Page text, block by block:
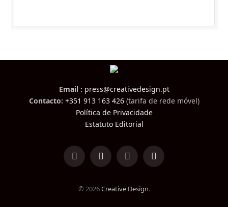
Email : press@creativedesign.pt
Contacto: +351 913 163 426(tarifa de rede móvel)
Política de Privacidade
Estatuto Editorial
LinkedInFacebookInstagramTikTok
© 2026Creative Design.